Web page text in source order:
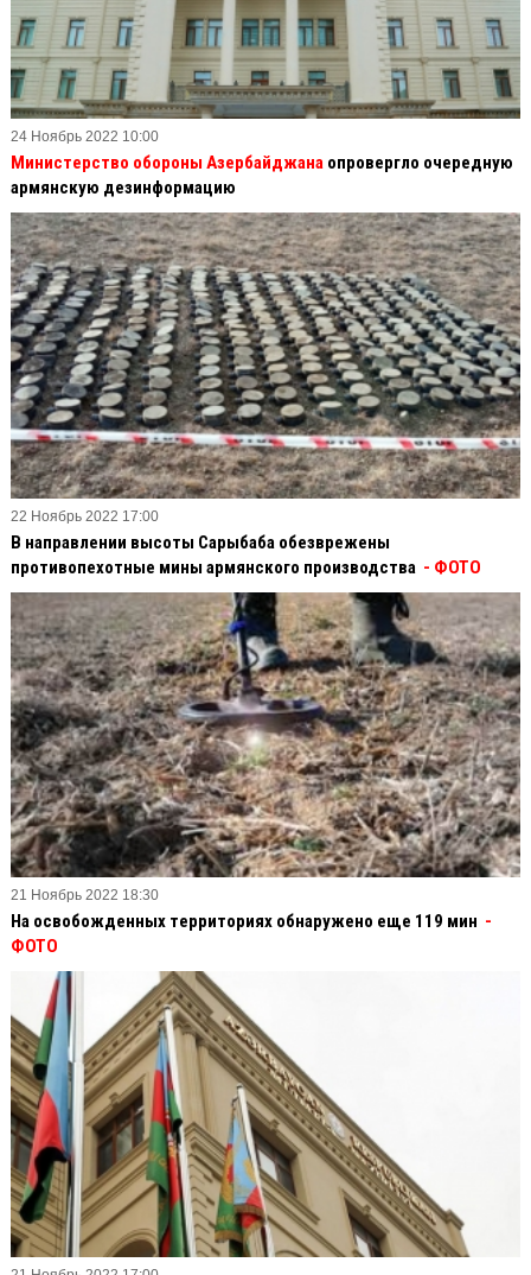
24 Ноябрь 2022 10:00
Министерство обороны Азербайджана опровергло очередную
армянскую дезинформацию
22 Ноябрь 2022 17:00
В направлении высоты Сарыбаба обезврежены
противопехотные мины армянского производства - ФОТО
21 Ноябрь 2022 18:30
На освобожденных территориях обнаружено еще 119 мин -
ФОТО